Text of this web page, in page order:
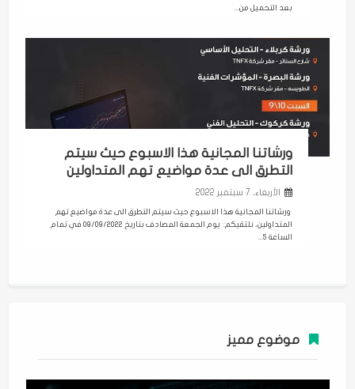
بعد التحميل من...
ورشاتنا المجانية هذا الاسبوع حيث سيتم
التطرق الى عدة مواضيع تهم المتداولين
الأربعاء، 7 سبتمبر 2022
ورشاتنا المجانية هذا الاسبوع حيث سيتم التطرق الى عدة مواضيع تهم
المتداولين، نلتقيكم: يوم الجمعة المصادف بتاريخ 09/09/2022 في تمام
الساعة 5...
موضوع مميز